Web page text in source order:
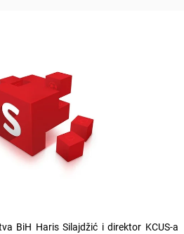
BiH Haris Silajdžić i direktor KCUS-a